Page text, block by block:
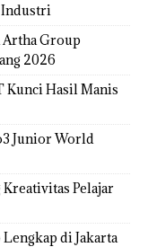
Industri
Artha Group
2026
Kunci Hasil Manis
Junior World
Pelajar
di Jakarta